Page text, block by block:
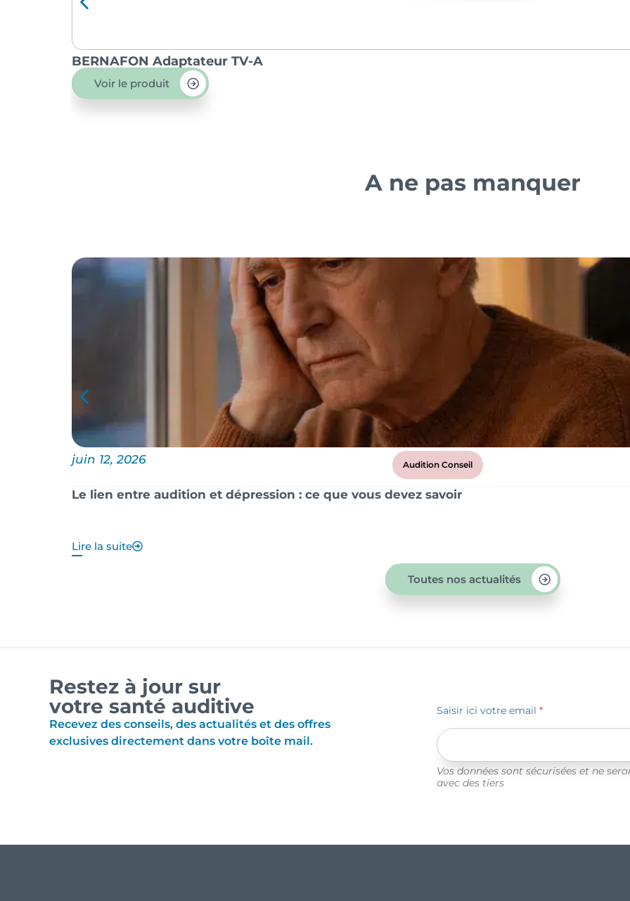
BERNAFON Adaptateur TV-A
Voir le produit
A ne pas manquer
juin 12, 2026 Audition Conseil
Le lien entre audition et dépression : ce que vous devez savoir
Lire la suite
Toutes nos actualités
Restez à jour sur
votre santé auditive
Recevez des conseils, des actualités et des offres
exclusives directement dans votre boîte mail.
Saisir ici votre email *
Vos données sont sécurisées et ne
avec des tiers